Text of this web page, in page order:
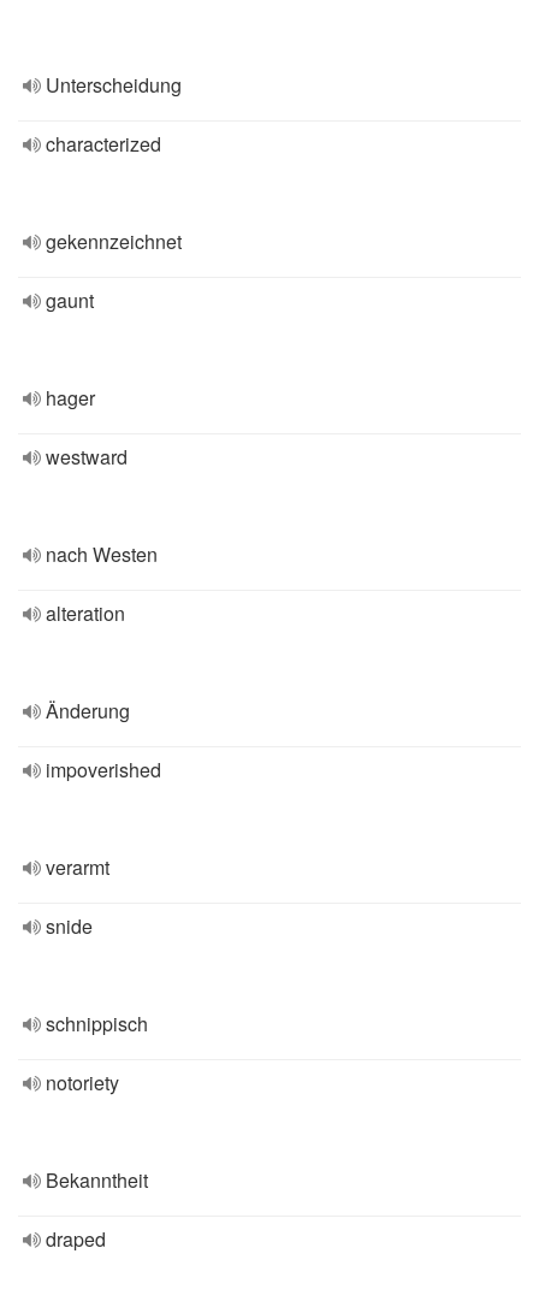
Unterscheidung
characterized
gekennzeichnet
gaunt
hager
westward
nach Westen
alteration
Änderung
impoverished
verarmt
snide
schnippisch
notoriety
Bekanntheit
draped